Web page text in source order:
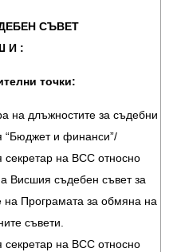
СЪВЕТ
И :
точки:
на длъжностите за съдебни
“Бюджет и финанси”/
секретар на ВСС относно
Висшия съдебен съвет за
Програмата за обмяна на
съвети.
секретар на ВСС относно